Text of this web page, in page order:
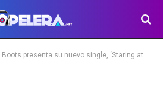
presenta su nuevo single, ‘Staring at the Sun’